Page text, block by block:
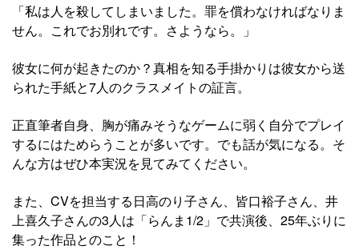
「私は人を殺してしまいました。罪を償わなければなりま
せん。これでお別れです。さようなら。」
彼女に何が起きたのか？真相を知る手掛かりは彼女から送
られた手紙と7人のクラスメイトの証言。
正直筆者自身、胸が痛みそうなゲームに弱く自分でプレイ
するにはためらうことが多いです。でも話が気になる。そ
んな方はぜひ本実況を見てみてください。
また、CVを担当する日高のり子さん、皆口裕子さん、井
上喜久子さんの3人は「らんま1/2」で共演後、25年ぶりに
集った作品とのこと！